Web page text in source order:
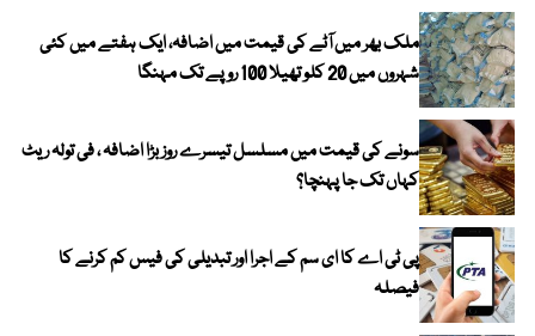
ملک بھر میں آٹے کی قیمت میں اضافہ، ایک ہفتے میں کئی
شہروں میں 20 کلو تھیلا 100 روپے تک مہنگا
سونے کی قیمت میں مسلسل تیسرے روز بڑا اضافہ ، فی تولہ ریٹ
کہاں تک جا پہنچا؟
پی ٹی اے کا ای سم کے اجرا اور تبدیلی کی فیس کم کرنے کا
فیصلہ